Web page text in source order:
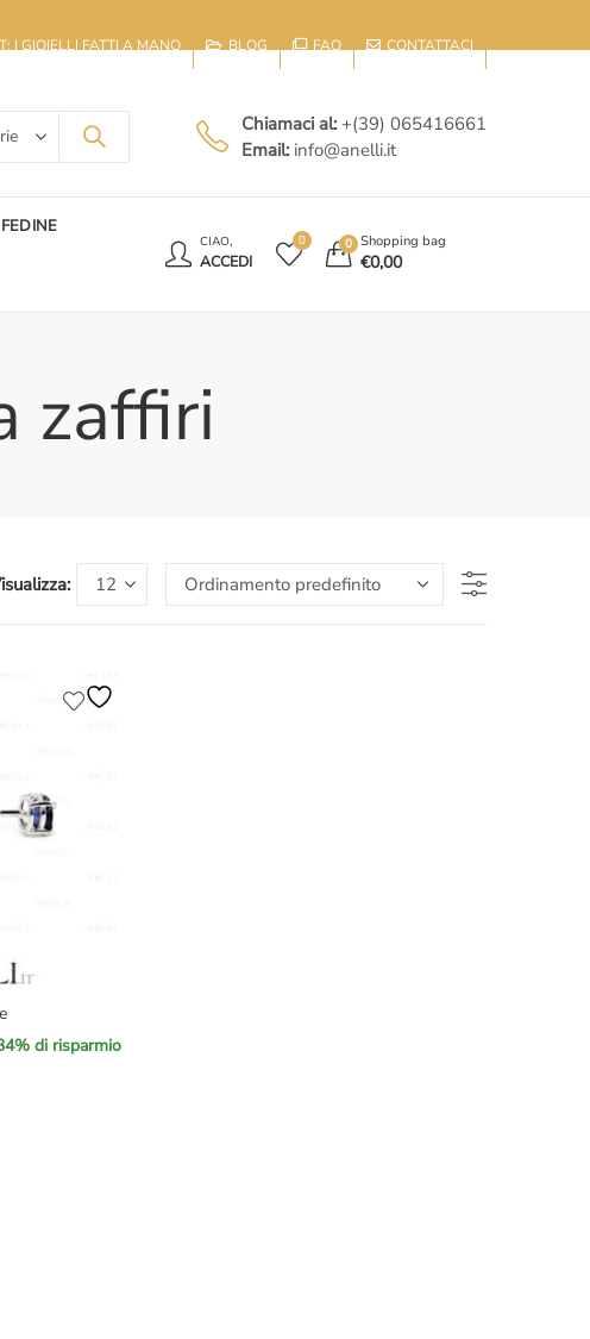
I GIOIELLI FATTI A MANO BLOG FAQ CONTATTACI
Chiamaci al: +(39) 065416661
Email: info@anelli.it
FEDINE
CIAO,
ACCEDI
0 0 Shopping bag
€0,00
zaffiri
% di risparmio